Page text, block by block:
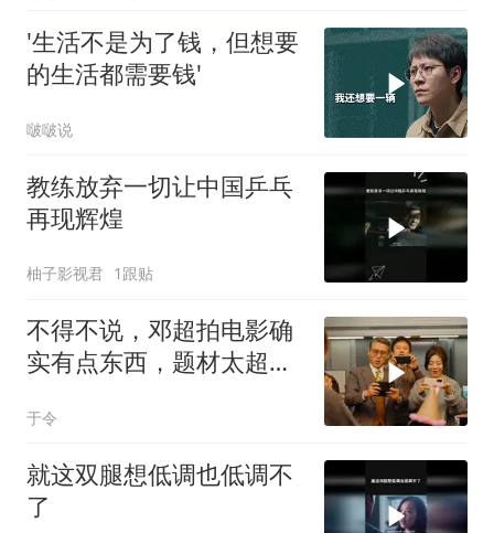
'生活不是为了钱，但想要
的生活都需要钱'
啵啵说
教练放弃一切让中国乒乓
再现辉煌
柚子影视君 1跟贴
不得不说，邓超拍电影确
实有点东西，题材太超前
于令
就这双腿想低调也低调不
了